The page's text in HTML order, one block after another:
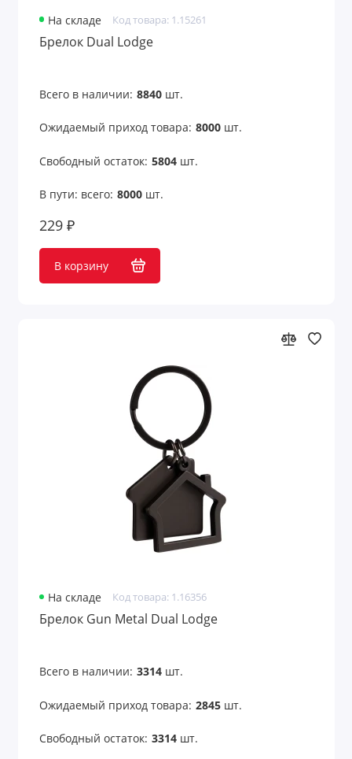
Игры и игрушки
Игры на воздухе
Калькуляторы
Карабины и держатели
Кодовые замки
Конфеты, сладости, печенье
Кофе и чай
Крючки для сумок
Лазерные указки
Лейблы и шильды
Маски для лица
Мёд и варенье
На складе Код товара: 1.15261
Брелок Dual Lodge
Всего в наличии: 8840шт.
Ожидаемый приход товара: 8000шт.
Свободный остаток: 5804шт.
В пути: всего: 8000шт.
229 ₽
В корзину
На складе Код товара: 1.16356
Брелок Gun Metal Dual Lodge
Всего в наличии: 3314шт.
Ожидаемый приход товара: 2845шт.
Свободный остаток: 3314шт.